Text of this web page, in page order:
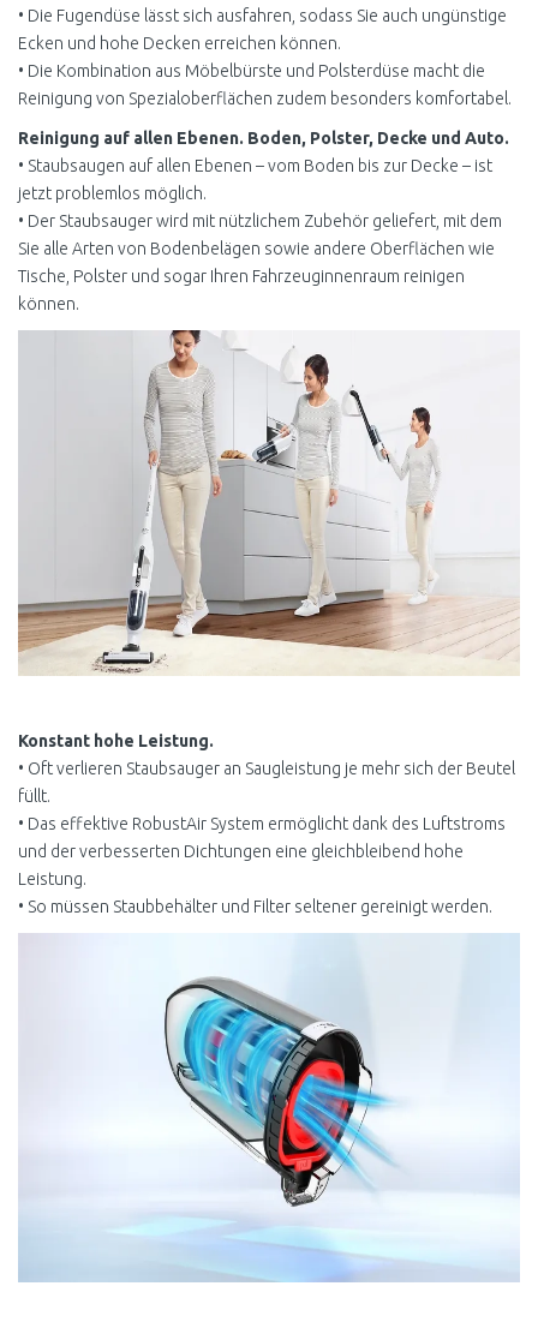
• Die Fugendüse lässt sich ausfahren, sodass Sie auch ungünstige
Ecken und hohe Decken erreichen können.
• Die Kombination aus Möbelbürste und Polsterdüse macht die
Reinigung von Spezialoberflächen zudem besonders komfortabel.
Reinigung auf allen Ebenen. Boden, Polster, Decke und Auto.
• Staubsaugen auf allen Ebenen – vom Boden bis zur Decke – ist
jetzt problemlos möglich.
• Der Staubsauger wird mit nützlichem Zubehör geliefert, mit dem
Sie alle Arten von Bodenbelägen sowie andere Oberflächen wie
Tische, Polster und sogar Ihren Fahrzeuginnenraum reinigen
können.
Konstant hohe Leistung.
• Oft verlieren Staubsauger an Saugleistung je mehr sich der Beutel
füllt.
• Das effektive RobustAir System ermöglicht dank des Luftstroms
und der verbesserten Dichtungen eine gleichbleibend hohe
Leistung.
• So müssen Staubbehälter und Filter seltener gereinigt werden.